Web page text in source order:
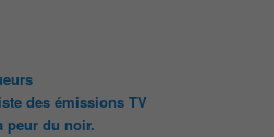
des émissions TV
peur du noir.